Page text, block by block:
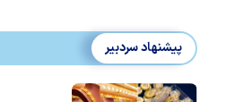
پیشنهاد سردبیر